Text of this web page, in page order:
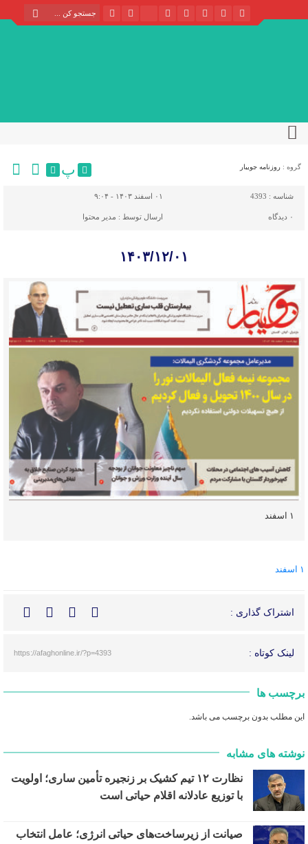
گروه : روزنامه جویبار پ
شناسه : 4393 ۰۱ اسفند ۱۴۰۳ - ۹:۰۴
۰ دیدگاه ارسال توسط : مدیر محتوا
۱۴۰۳/۱۲/۰۱
۱ اسفند
۱ اسفند
اشتراک گذاری :
لینک کوتاه : https://afaghonline.ir/?p=4393
برچسب ها
این مطلب بدون برچسب می باشد.
نوشته های مشابه
نظارت ۱۲ تیم کشیک بر زنجیره تأمین ساری؛ اولویت
با توزیع عادلانه اقلام حیاتی است
صیانت از زیرساخت‌های حیاتی انرژی؛ عامل انتخاب